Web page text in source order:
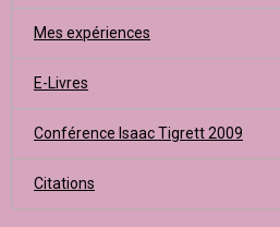
Mes expériences
E-Livres
Conférence Isaac Tigrett 2009
Citations